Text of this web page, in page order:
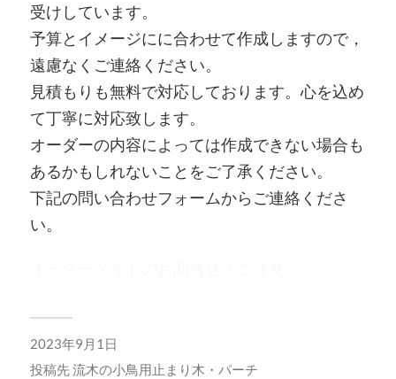
受けしています。
予算とイメージにに合わせて作成しますので，
遠慮なくご連絡ください。
見積もりも無料で対応しております。心を込め
て丁寧に対応致します。
オーダーの内容によっては作成できない場合も
あるかもしれないことをご了承ください。
下記の問い合わせフォームからご連絡くださ
い。
2023年9月1日
投稿先流木の小鳥用止まり木・パーチ